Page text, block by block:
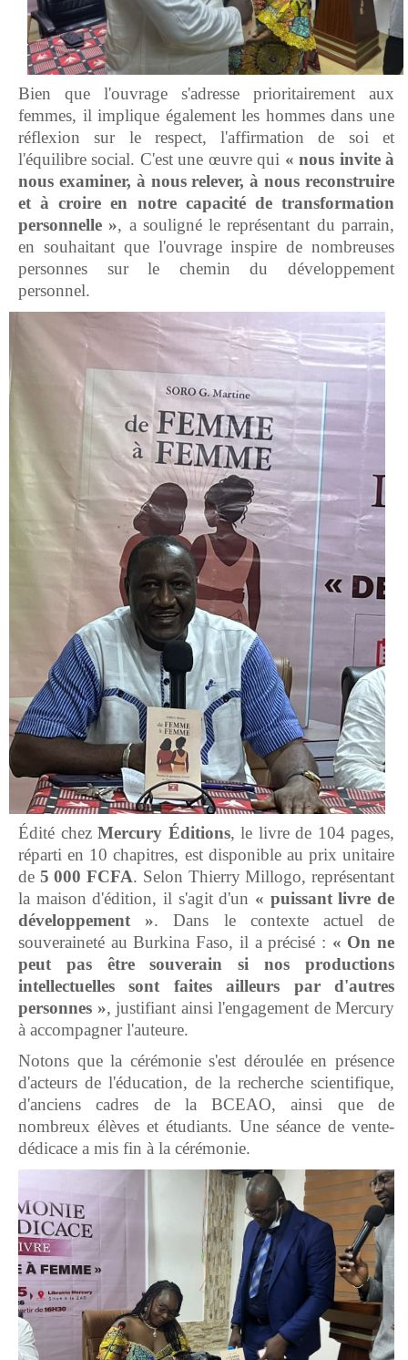
Bien que l'ouvrage s'adresse prioritairement aux
femmes, il implique également les hommes dans une
réflexion sur le respect, l'affirmation de soi et
l'équilibre social. C'est une œuvre qui « nous invite à
nous examiner, à nous relever, à nous reconstruire
et à croire en notre capacité de transformation
personnelle », a souligné le représentant du parrain,
en souhaitant que l'ouvrage inspire de nombreuses
personnes sur le chemin du développement
personnel.
Édité chez Mercury Éditions, le livre de 104 pages,
réparti en 10 chapitres, est disponible au prix unitaire
de 5 000 FCFA. Selon Thierry Millogo, représentant
la maison d'édition, il s'agit d'un « puissant livre de
développement ». Dans le contexte actuel de
souveraineté au Burkina Faso, il a précisé : « On ne
peut pas être souverain si nos productions
intellectuelles sont faites ailleurs par d'autres
personnes », justifiant ainsi l'engagement de Mercury
à accompagner l'auteure.
Notons que la cérémonie s'est déroulée en présence
d'acteurs de l'éducation, de la recherche scientifique,
d'anciens cadres de la BCEAO, ainsi que de
nombreux élèves et étudiants. Une séance de vente-
dédicace a mis fin à la cérémonie.